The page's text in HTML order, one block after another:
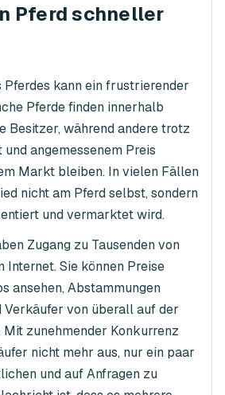
Pferd schneller
Pferdes kann ein frustrierender
Pferde finden innerhalb
Besitzer, während andere trotz
und angemessenem Preis
Markt bleiben. In vielen Fällen
nicht am Pferd selbst, sondern
und vermarktet wird.
Zugang zu Tausenden von
Internet. Sie können Preise
ansehen, Abstammungen
Verkäufer von überall auf der
zunehmender Konkurrenz
nicht mehr aus, nur ein paar
und auf Anfragen zu